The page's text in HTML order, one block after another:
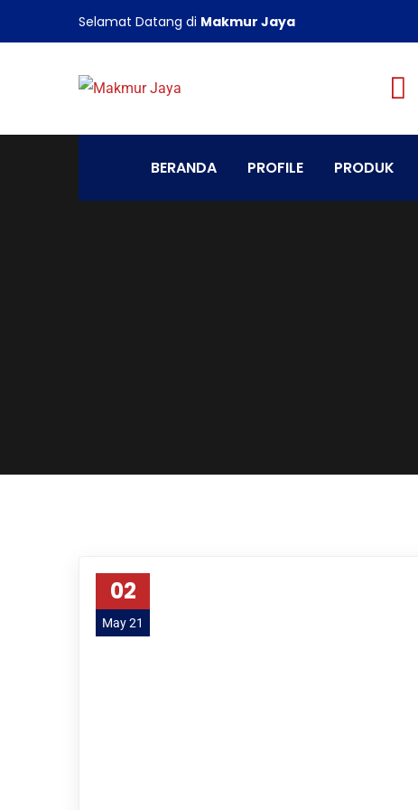
Selamat Datang di Makmur Jaya
BERANDA PROFILE PRODUK
02
May 21